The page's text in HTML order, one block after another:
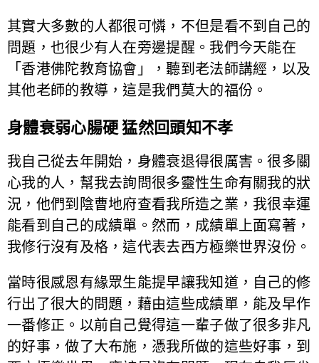
其實大多數的人都很可憐，不但是看不到自己的
問題，也很少有人在旁邊提醒。我們今天能在
「香港佛陀教育協會」，聽到老法師講經，以及
其他老師的教導，這是我們莫大的福份。
身體衰弱心腸硬 猛然回頭知不孝
我自己從去年開始，身體衰退得很厲害。很多關
心我的人，幫我去詢問很多靈性生命有關我的狀
況，他們到陰曹地府查看我所造之業，我很幸運
能看到自己的成績單。然而，成績單上面寫著，
我修行沒有及格，這代表去西方極樂世界沒份。
當時很感恩有緣眾生能提早讓我知道，自己的修
行出了很大的問題，藉由這些成績單，能及早作
一番修正。以前自己覺得這一輩子做了很多非凡
的好事，做了大布施，憑我所做的這些好事，到